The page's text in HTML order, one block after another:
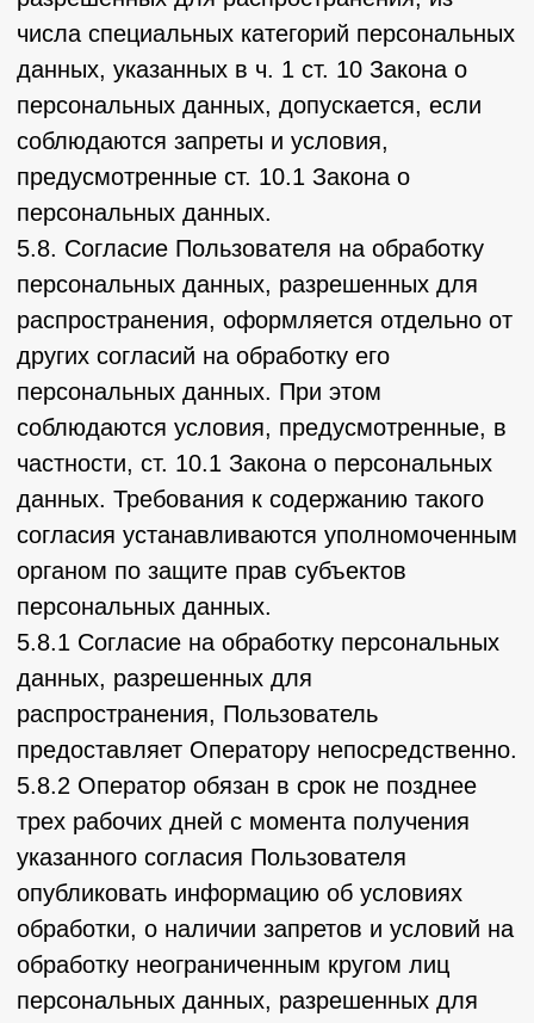
сервисам, информации и/или материалам,
содержащимся на веб-сайте
https://kergenez.tilda.ws/.
направлять Пользователю уведомления о
новых продуктах и услугах, специальных
предложениях и различных событиях.
Пользователь всегда может отказаться от
получения информационных сообщений,
направив Оператору письмо на адрес
пометкой «Отказ от уведомлений о новых
продуктах и услугах и специальных
предложениях».
7.3. Обезличенные данные Пользователей,
собираемые с помощью сервисов интернет-
статистики, служат для сбора информации о
улучшения качества сайта и его
содержания.
8. Правовые основания обработки
персональных данных
8.1. Правовыми основаниями обработки
персональных данных Оператором
–перечислите нормативно-правовые
акты, регулирующие отношения,
связанные с вашей деятельностью,
например, если ваша деятельность
связана с информационными
технологиями, в частности с созданием
сайтов, то здесь можно указать
Федеральный закон "Об информации,
информационных технологиях и о защите
информации" от 27.07.2006 N 149-ФЗ
– уставные документы Оператора;
– договоры, заключаемые между
оператором и субъектом персональных
– федеральные законы, иные нормативно-